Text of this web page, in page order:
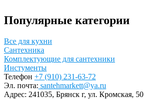
Популярные категории
Все для кухни
Сантехника
Комплектующие для сантехники
Инстументы
Телефон +7 (910) 231-63-72
Эл. почта: santehmarkett@ya.ru
Адрес: 241035, Брянск г, ул. Кромская, 50